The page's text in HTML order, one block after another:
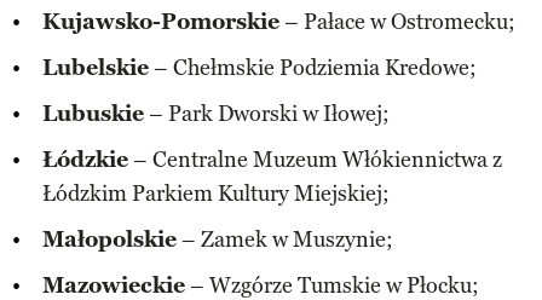
Kujawsko-Pomorskie– Pałace w Ostromecku;
Lubelskie– Chełmskie Podziemia Kredowe;
Lubuskie– Park Dworski w Iłowej;
Łódzkie– Centralne Muzeum Włókiennictwa z
Łódzkim Parkiem Kultury Miejskiej;
Małopolskie– Zamek w Muszynie;
Mazowieckie– Wzgórze Tumskie w Płocku;